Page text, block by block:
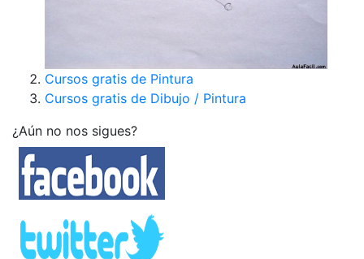
Cursos gratis de Pintura
Cursos gratis de Dibujo / Pintura
¿Aún no nos sigues?